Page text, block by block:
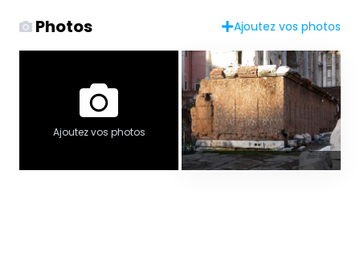
Photos Ajoutez vos photos
Ajoutez vos photos